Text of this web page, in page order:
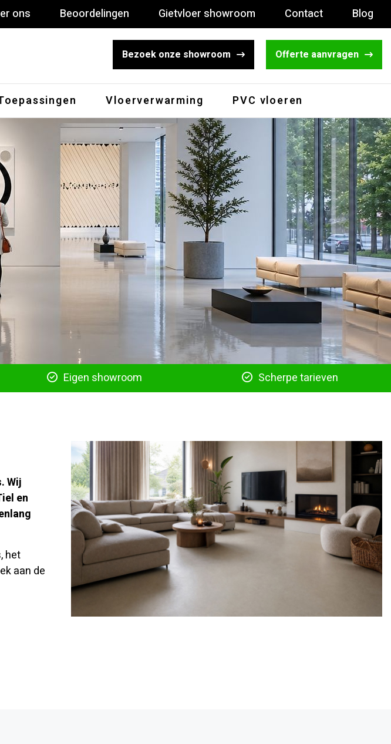
ons Beoordelingen Gietvloer showroom Contact Blog
Bezoek onze showroom Offerte aanvragen
Vloerverwarming PVC vloeren
Eigen showroom Scherpe tarieven
Wij
en
het
aan de